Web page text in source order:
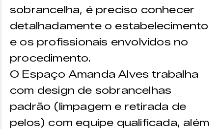
sobrancelha, é preciso conhecer
detalhadamente o estabelecimento
e os profissionais envolvidos no
procedimento.
O Espaço Amanda Alves trabalha
com design de sobrancelhas
padrão (limpagem e retirada de
pelos) com equipe qualificada, além